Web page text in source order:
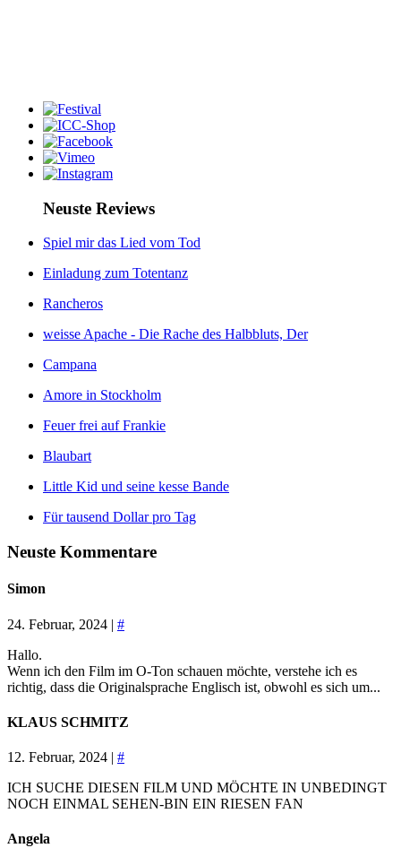
Neuste Reviews
Spiel mir das Lied vom Tod
Einladung zum Totentanz
Rancheros
weisse Apache - Die Rache des Halbbluts, Der
Campana
Amore in Stockholm
Feuer frei auf Frankie
Blaubart
Little Kid und seine kesse Bande
Für tausend Dollar pro Tag
Neuste Kommentare
Simon
24. Februar, 2024 | #
Hallo.
Wenn ich den Film im O-Ton schauen möchte, verstehe ich es
richtig, dass die Originalsprache Englisch ist, obwohl es sich um...
KLAUS SCHMITZ
12. Februar, 2024 | #
ICH SUCHE DIESEN FILM UND MÖCHTE IN UNBEDINGT
NOCH EINMAL SEHEN-BIN EIN RIESEN FAN
Angela